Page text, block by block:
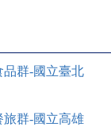
品群-國立臺北
旅群-國立高雄